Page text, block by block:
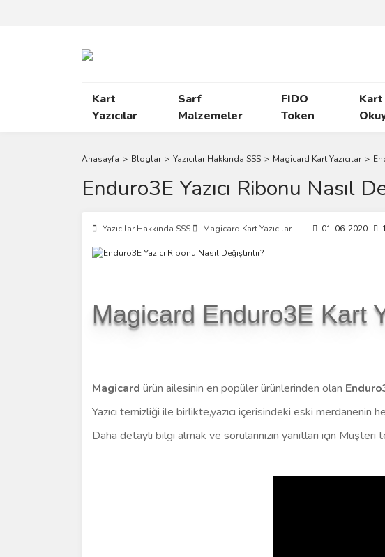
Kart
Yazıcılar
Sarf
Malzemeler
FIDO
Token
Kart
Anasayfa Bloglar Yazıcılar Hakkında SSS Magicard Kart Yazıcılar
Enduro3E Yazıcı Ribonu Nasıl
Yazıcılar Hakkında SSS Magicard Kart Yazıcılar 01-06-2020
Magicard Enduro3E Kart
Magicard ürün ailesinin en popüler ürünlerinden olan
Yazıcı temizliği ile birlikte,yazıcı içerisindeki eski merdanenin
Daha detaylı bilgi almak ve sorularınızın yanıtları için